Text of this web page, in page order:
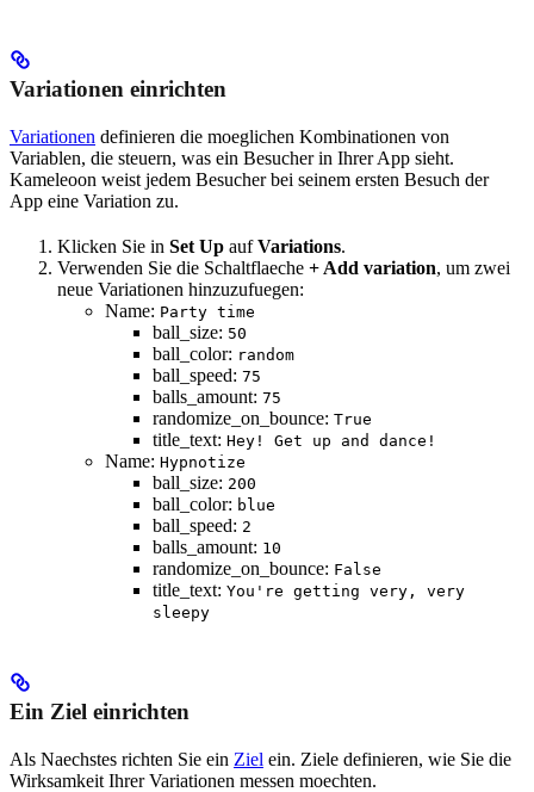
Variationen einrichten
Variationen definieren die moeglichen Kombinationen von
Variablen, die steuern, was ein Besucher in Ihrer App sieht.
Kameleoon weist jedem Besucher bei seinem ersten Besuch der
App eine Variation zu.
Klicken Sie in Set Up aufVariations.
Verwenden Sie die Schaltflaeche + Add variation, um zwei
neue Variationen hinzuzufuegen:
Name: Party time
ball_size: 50
ball_color: random
ball_speed: 75
balls_amount: 75
randomize_on_bounce: True
title_text: Hey! Get up and dance!
Name: Hypnotize
ball_size: 200
ball_color: blue
ball_speed: 2
balls_amount: 10
randomize_on_bounce: False
title_text: You're getting very, very
sleepy
Ein Ziel einrichten
Als Naechstes richten Sie ein Ziel ein. Ziele definieren, wie Sie die
Wirksamkeit Ihrer Variationen messen moechten.